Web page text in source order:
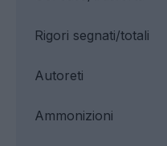
Ammonizioni
Rigori segnati/totali
Autoreti